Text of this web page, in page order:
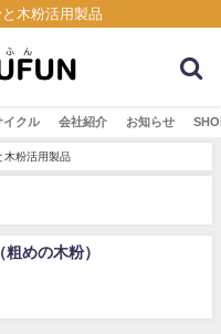
木粉活用製品
イクル 会社紹介 お知らせ
・竹粉と木粉活用製品
めの木粉）